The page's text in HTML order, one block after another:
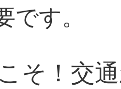
です。
そ！交